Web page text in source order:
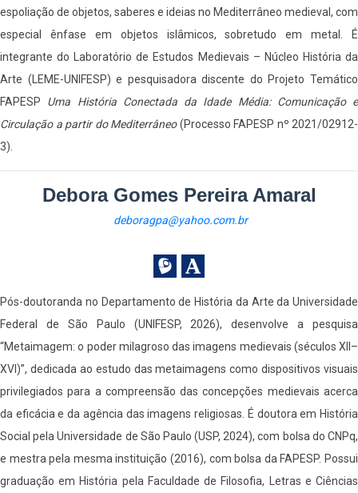
espoliação de objetos, saberes e ideias no Mediterrâneo medieval, com
especial ênfase em objetos islâmicos, sobretudo em metal. É
integrante do Laboratório de Estudos Medievais – Núcleo História da
Arte (LEME-UNIFESP) e pesquisadora discente do Projeto Temático
FAPESP Uma História Conectada da Idade Média: Comunicação e
Circulação a partir do Mediterrâneo(Processo FAPESP nº 2021/02912-
3).
Debora Gomes Pereira Amaral
deboragpa@yahoo.com.br
Pós-doutoranda no Departamento de História da Arte da Universidade
Federal de São Paulo (UNIFESP, 2026), desenvolve a pesquisa
“Metaimagem: o poder milagroso das imagens medievais (séculos XII–
XVI)”, dedicada ao estudo das metaimagens como dispositivos visuais
privilegiados para a compreensão das concepções medievais acerca
da eficácia e da agência das imagens religiosas. É doutora em História
Social pela Universidade de São Paulo (USP, 2024), com bolsa do CNPq,
e mestra pela mesma instituição (2016), com bolsa da FAPESP. Possui
graduação em História pela Faculdade de Filosofia, Letras e Ciências